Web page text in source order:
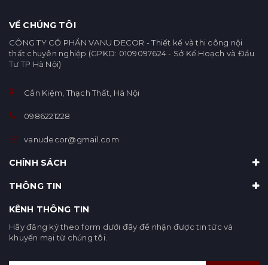
VỀ CHÚNG TÔI
CÔNG TY CỔ PHẦN VANU DECOR - Thiết kế và thi công nội
thất chuyên nghiệp (GPKD: 0109097624 - Sở Kế Hoạch và Đầu
Tư TP Hà Nội)
Cần Kiệm, Thạch Thất, Hà Nội
0986221228
vanudecor@gmail.com
CHÍNH SÁCH
THÔNG TIN
KÊNH THÔNG TIN
Hãy đăng ký theo form dưới đây để nhận được tin tức và
khuyến mại từ chúng tôi.